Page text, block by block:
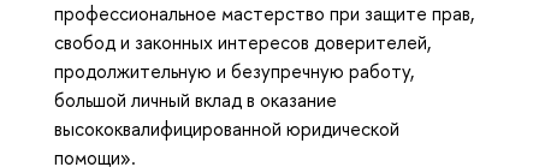
профессиональное мастерство при защите прав,
свобод и законных интересов доверителей,
продолжительную и безупречную работу,
большой личный вклад в оказание
высококвалифицированной юридической
помощи».